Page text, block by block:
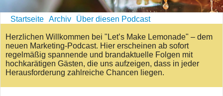
Startseite Archiv Über diesen Podcast
Herzlichen Willkommen bei "Let’s Make Lemonade" – dem
neuen Marketing-Podcast. Hier erscheinen ab sofort
regelmäßig spannende und brandaktuelle Folgen mit
hochkarätigen Gästen, die uns aufzeigen, dass in jeder
Herausforderung zahlreiche Chancen liegen.